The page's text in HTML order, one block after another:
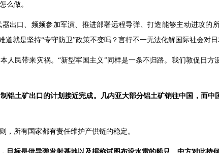
么做。
出口、频频参加军演、推进部署远程导弹、打造能够主动进攻的
就是坚持“专守防卫”政策不变吗？言行不一无法化解国际社会对日
人民带来灾祸。“新型军国主义”同样是一条不归路。我们敦促日
铝土矿出口的计划接近完成。几内亚大部分铝土矿销往中国，而
，所有国家都有责任维护产供链的稳定。